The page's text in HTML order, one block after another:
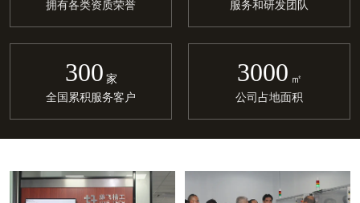
拥有各类资质荣誉 服务和研发团队
300 家
全国累积服务客户
3000 ㎡
公司占地面积